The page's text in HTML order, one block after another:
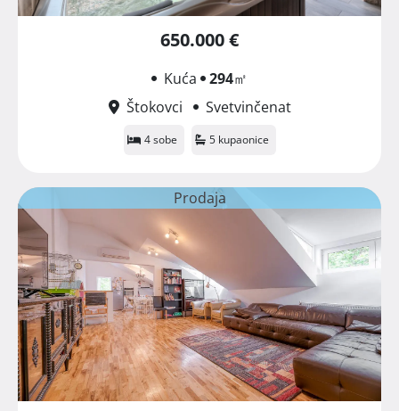
650.000 €
Kuća 294㎡
Štokovci
Svetvinčenat
4 sobe 5 kupaonice
Prodaja